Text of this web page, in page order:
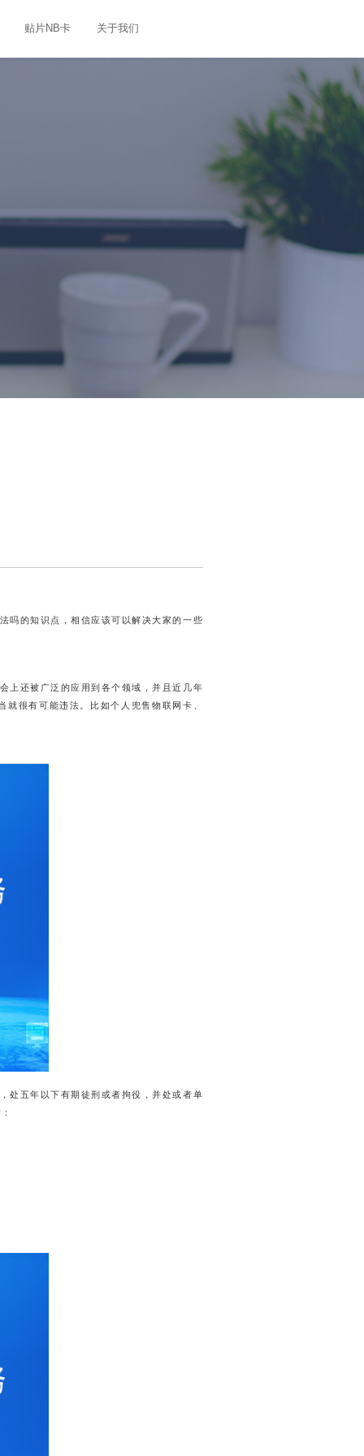
贴片NB卡 关于我们
吗的知识点，相信应该可以解决大家的一些
上还被广泛的应用到各个领域，并且近几年
很有可能违法。比如个人兜售物联网卡、
处五年以下有期徒刑或者拘役，并处或者单